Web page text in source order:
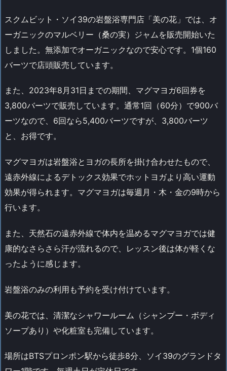
スクムビット・ソイ39の岩盤浴専門店「美の花」では、オ
ーガニックのマルベリー（桑の実）ジャムを販売開始いた
しました。無添加でオーガニックなので安心です。1個160
バーツで店頭販売しています。
また、2023年8月31日までの期間、マグマヨガ6回券を
3,800バーツで販売しています。通常1回（60分）で900バ
ーツなので、6回なら5,400バーツですが、3,800バーツ
と、お得です。
マグマヨガは岩盤浴とヨガの長所を掛け合わせたもので、
遠赤外線によるデトックス効果でホットヨガより高い運動
効果が得られます。マグマヨガは毎週月・木・金の9時から
行います。
また、天然石の遠赤外線で体内を温めるマグマヨガでは健
康的なさらさら汗が流れるので、レッスン後は体が軽くな
ったように感じます。
岩盤浴のみの利用も予約を受け付けています。
美の花では、清潔なシャワールーム（シャンプー・ボディ
ソープあり）や化粧室も完備しています。
場所はBTSプロンポン駅から徒歩8分、ソイ39のグランドタ